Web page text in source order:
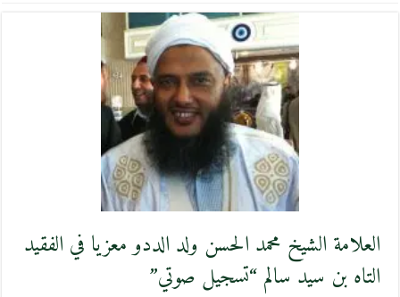
العلامة الشيخ محمد الحسن ولد الددو معزيا في الفقيد
التاه بن سيد سالم “تسجيل صوتي”